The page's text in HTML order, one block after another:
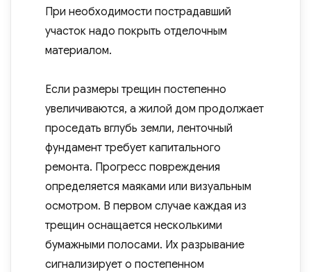
При необходимости пострадавший
участок надо покрыть отделочным
материалом.
Если размеры трещин постепенно
увеличиваются, а жилой дом продолжает
проседать вглубь земли, ленточный
фундамент требует капитального
ремонта. Прогресс повреждения
определяется маяками или визуальным
осмотром. В первом случае каждая из
трещин оснащается несколькими
бумажными полосами. Их разрывание
сигнализирует о постепенном